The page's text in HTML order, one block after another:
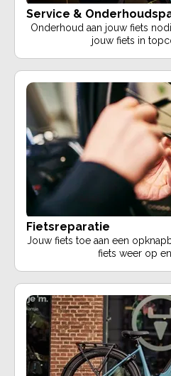
Service &
Onderhoud aan jouw fiets
jouw fiets in
Fietsreparatie
Jouw fiets toe aan een
fiets weer op